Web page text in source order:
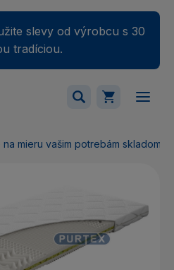
slevy od výrobcu s 30
tradíciou.
je momentálne prázdny.
mieru vašim potrebám skladom